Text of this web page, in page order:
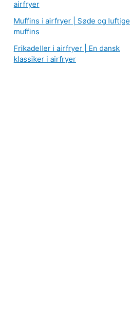
airfryer
Muffins i airfryer | Søde og luftige
muffins
Frikadeller i airfryer | En dansk
klassiker i airfryer